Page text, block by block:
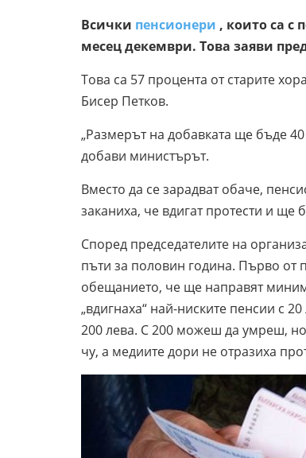
Всички пенсионери , които са с
месец декември. Това заяви
Това са 57 процента от старите
Бисер Петков.
„Размерът на добавката ще бъде
добави министърът.
Вместо да се зарадват обаче,
заканиха, че вдигат протести и ще
Според председателите на
пъти за половин година. Първо от
обещанието, че ще направят
„вдигнаха“ най-ниските пенсии с
200 лева. С 200 можеш да умреш,
чу, а медиите дори не отразиха